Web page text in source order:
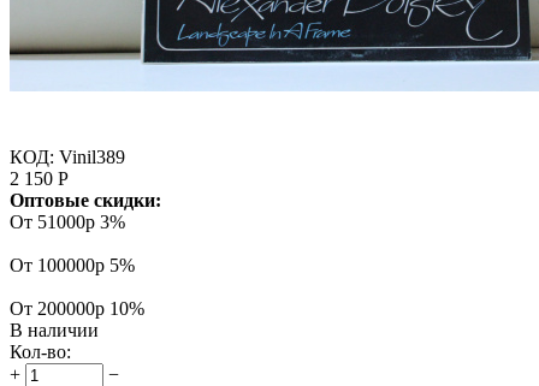
КОД: Vinil389
2 150 Р
Оптовые скидки:
От 51000р 3%
От 100000р 5%
От 200000р 10%
В наличии
Кол-во:
+
−